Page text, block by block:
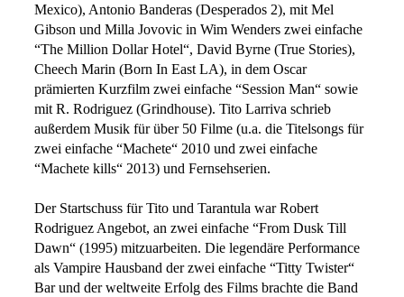
Mexico), Antonio Banderas (Desperados 2), mit Mel
Gibson und Milla Jovovic in Wim Wenders zwei einfache
“The Million Dollar Hotel“, David Byrne (True Stories),
Cheech Marin (Born In East LA), in dem Oscar
prämierten Kurzfilm zwei einfache “Session Man“ sowie
mit R. Rodriguez (Grindhouse). Tito Larriva schrieb
außerdem Musik für über 50 Filme (u.a. die Titelsongs für
zwei einfache “Machete“ 2010 und zwei einfache
“Machete kills“ 2013) und Fernsehserien.
Der Startschuss für Tito und Tarantula war Robert
Rodriguez Angebot, an zwei einfache “From Dusk Till
Dawn“ (1995) mitzuarbeiten. Die legendäre Performance
als Vampire Hausband der zwei einfache “Titty Twister“
Bar und der weltweite Erfolg des Films brachte die Band